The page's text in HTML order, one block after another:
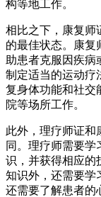
构等地工作。
相比之下，康复师
的最佳状态。康复
助患者克服因疾病
制定适当的运动疗
复身体功能和社交
院等场所工作。
此外，理疗师证和
同。理疗师需要学
识，并获得相应的
知识外，还需要学
还需要了解患者的